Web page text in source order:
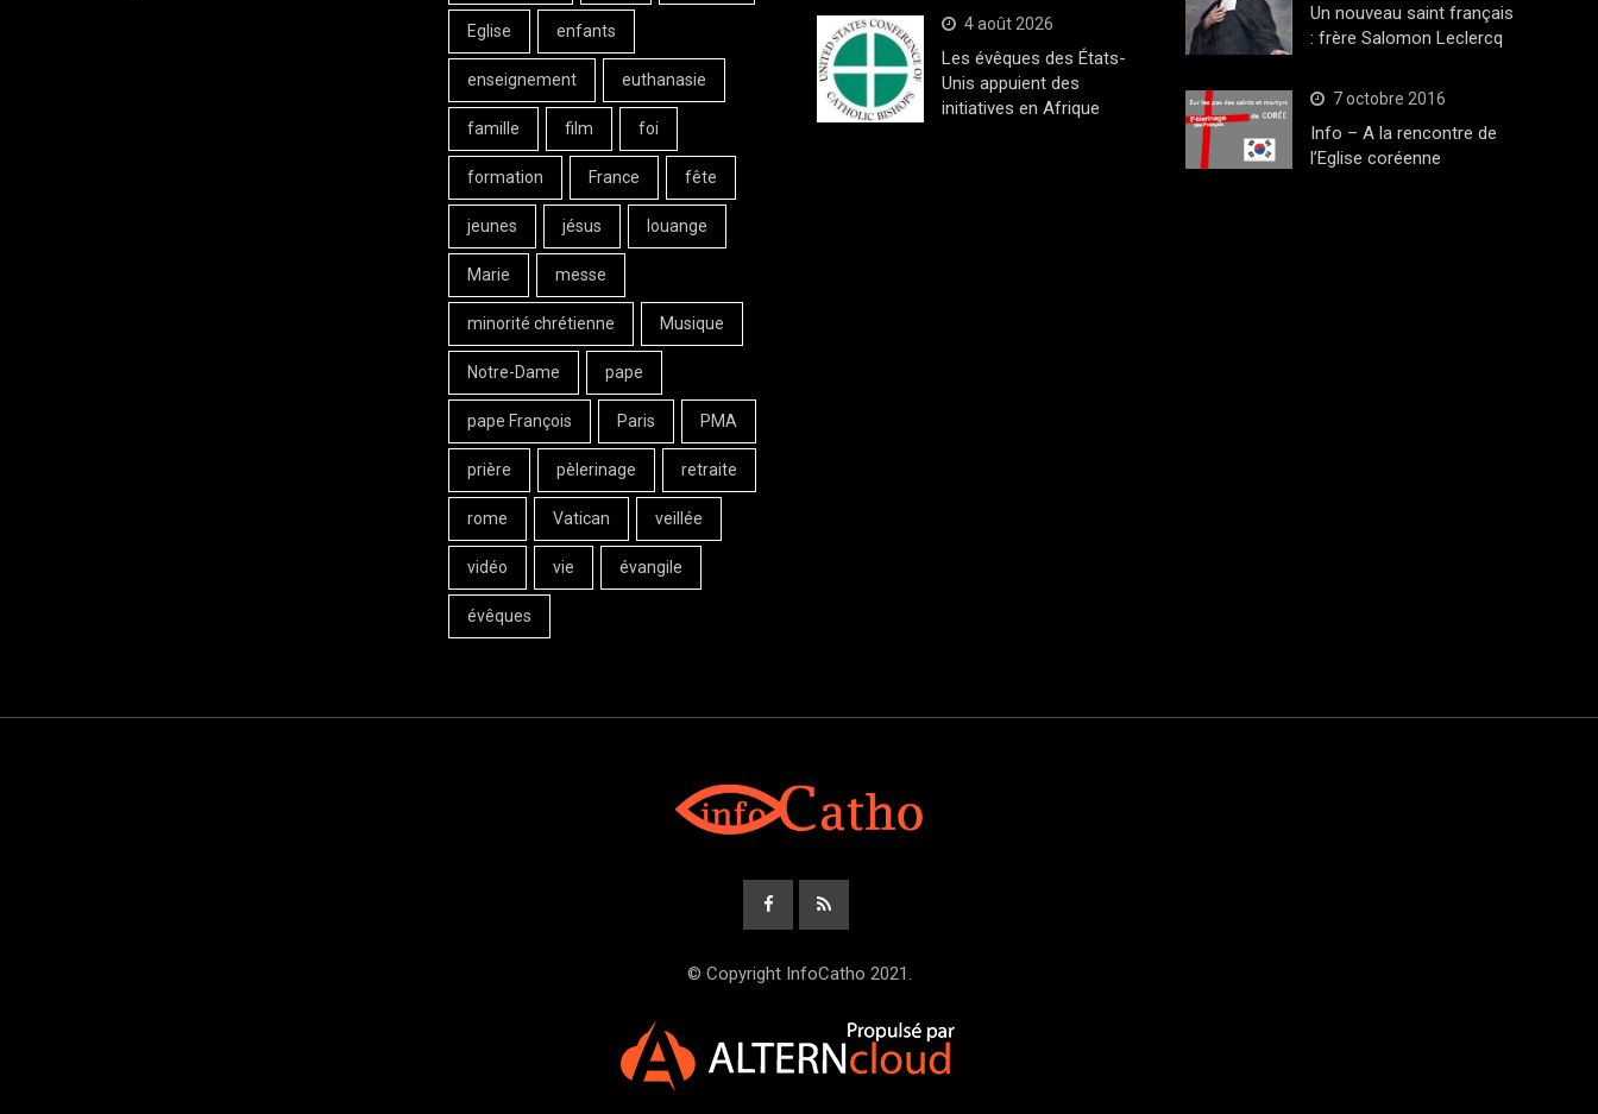
Eglise enfants
enseignement euthanasie
famille film foi
formation France fête
jeunes jésus louange
Marie messe
minorité chrétienne Musique
Notre-Dame pape
pape François Paris PMA
prière pèlerinage retraite
rome Vatican veillée
vidéo vie évangile
évêques
4 août 2026
Les évêques des États-
Unis appuient des
initiatives en Afrique
Un nouveau saint français
: frère Salomon Leclercq
7 octobre 2016
Info – A la rencontre de
l’Eglise coréenne
© Copyright InfoCatho 2021.